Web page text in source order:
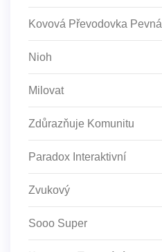
Kovová Převodovka Pevná
Nioh
Milovat
Zdůrazňuje Komunitu
Paradox Interaktivní
Zvukový
Sooo Super